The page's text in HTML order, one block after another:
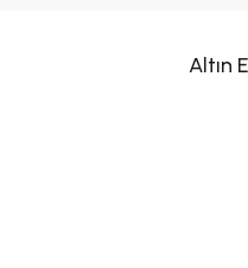
Altın